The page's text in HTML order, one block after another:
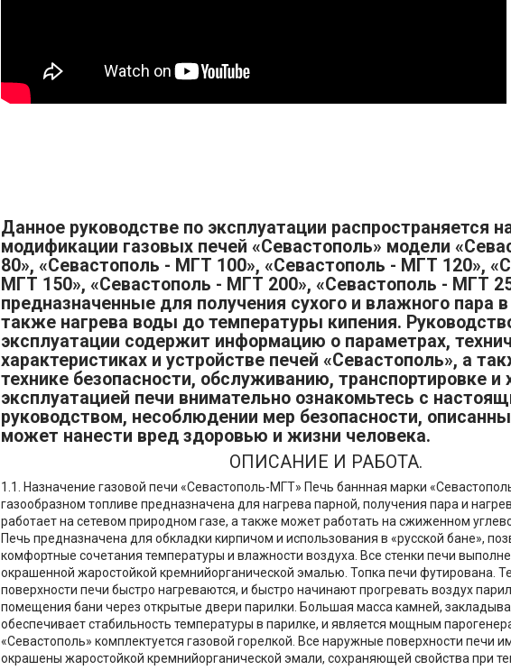
Данное руководстве по эксплуатации распространяется
модификации газовых печей «Севастополь» модели
80», «Севастополь - МГТ 100», «Севастополь - МГТ 120»,
МГТ 150», «Севастополь - МГТ 200», «Севастополь - МГТ
предназначенные для получения сухого и влажного пара
также нагрева воды до температуры кипения.
эксплуатации содержит информацию о параметрах,
характеристиках и устройстве печей «Севастополь», а
технике безопасности, обслуживанию, транспортировке
эксплуатацией печи внимательно ознакомьтесь с
руководством, несоблюдении мер безопасности,
может нанести вред здоровью и жизни человека.
ОПИСАНИЕ И РАБОТА.
1.1. Назначение газовой печи «Севастополь-МГТ» Печь баннная марки
газообразном топливе предназначена для нагрева парной, получения пара и
работает на сетевом природном газе, а также может работать на сжиженном
Печь предназначена для обкладки кирпичом и использования в «русской бане»,
комфортные сочетания температуры и влажности воздуха. Все стенки печи
окрашенной жаростойкой кремнийорганической эмалью. Топка печи футирована.
поверхности печи быстро нагреваются, и быстро начинают прогревать воздух
помещения бани через открытые двери парилки. Большая масса камней,
обеспечивает стабильность температуры в парилке, и является мощным
«Севастополь» комплектуется газовой горелкой. Все наружные поверхности печи
окрашены жаростойкой кремнийорганической эмали, сохраняющей свойства при